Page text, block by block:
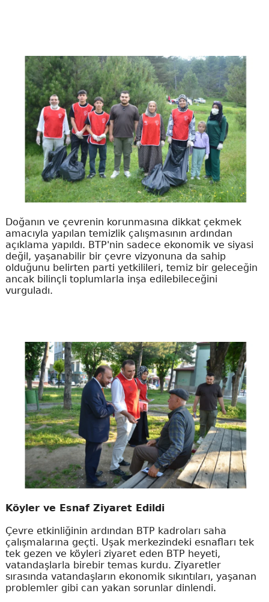
Doğanın ve çevrenin korunmasına dikkat çekmek
amacıyla yapılan temizlik çalışmasının ardından
açıklama yapıldı. BTP'nin sadece ekonomik ve siyasi
değil, yaşanabilir bir çevre vizyonuna da sahip
olduğunu belirten parti yetkilileri, temiz bir geleceğin
ancak bilinçli toplumlarla inşa edilebileceğini
vurguladı.
Köyler ve Esnaf Ziyaret Edildi
Çevre etkinliğinin ardından BTP kadroları saha
çalışmalarına geçti. Uşak merkezindeki esnafları tek
tek gezen ve köyleri ziyaret eden BTP heyeti,
vatandaşlarla birebir temas kurdu. Ziyaretler
sırasında vatandaşların ekonomik sıkıntıları, yaşanan
problemler gibi can yakan sorunlar dinlendi.